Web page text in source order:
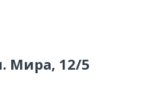
Мира, 12/5